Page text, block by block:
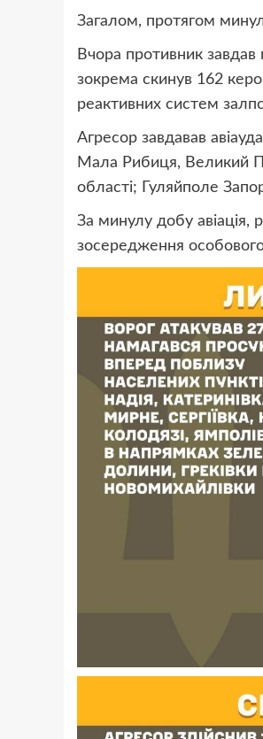
Загалом, протягом
Вчора противник завдав
зокрема скинув 162
реактивних систем
Агресор завдавав
Мала Рибиця, Великий
області; Гуляйполе
За минулу добу авіація,
зосередження особового